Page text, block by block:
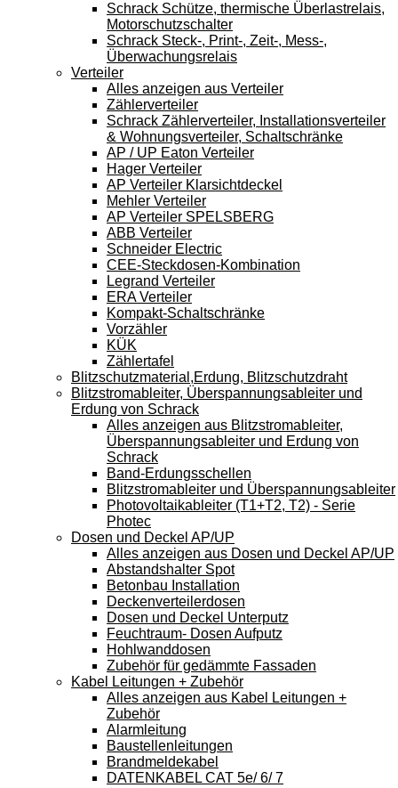
Schrack Schütze, thermische Überlastrelais,
Motorschutzschalter
Schrack Steck-, Print-, Zeit-, Mess-,
Überwachungsrelais
Verteiler
Alles anzeigen aus Verteiler
Zählerverteiler
Schrack Zählerverteiler, Installationsverteiler
& Wohnungsverteiler, Schaltschränke
AP / UP Eaton Verteiler
Hager Verteiler
AP Verteiler Klarsichtdeckel
Mehler Verteiler
AP Verteiler SPELSBERG
ABB Verteiler
Schneider Electric
CEE-Steckdosen-Kombination
Legrand Verteiler
ERA Verteiler
Kompakt-Schaltschränke
Vorzähler
KÜK
Zählertafel
Blitzschutzmaterial,Erdung, Blitzschutzdraht
Blitzstromableiter, Überspannungsableiter und
Erdung von Schrack
Alles anzeigen aus Blitzstromableiter,
Überspannungsableiter und Erdung von
Schrack
Band-Erdungsschellen
Blitzstromableiter und Überspannungsableiter
Photovoltaikableiter (T1+T2, T2) - Serie
Photec
Dosen und Deckel AP/UP
Alles anzeigen aus Dosen und Deckel AP/UP
Abstandshalter Spot
Betonbau Installation
Deckenverteilerdosen
Dosen und Deckel Unterputz
Feuchtraum- Dosen Aufputz
Hohlwanddosen
Zubehör für gedämmte Fassaden
Kabel Leitungen + Zubehör
Alles anzeigen aus Kabel Leitungen +
Zubehör
Alarmleitung
Baustellenleitungen
Brandmeldekabel
DATENKABEL CAT 5e/ 6/ 7